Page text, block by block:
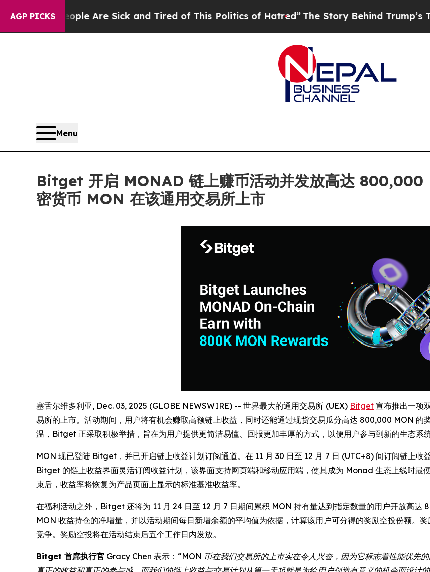
AGP PICKS
“People Are Sick and Tired of This Politics of Hatred”The Story Behind Trump’s Terrible
Menu
Bitget 开启 MONAD 链上赚币活动并发放高达 800,000
密货币 MON 在该通用交易所上市
塞舌尔维多利亚, Dec. 03, 2025 (GLOBE NEWSWIRE) -- 世界最大的通用交易所 (UEX) Bitget 宣布推出一项
易所的上市。活动期间，用户将有机会赚取高额链上收益，同时还能通过现货交易瓜分高达 800,000 MON 的
温，Bitget 正采取积极举措，旨在为用户提供更简洁易懂、回报更加丰厚的方式，以便用户参与到新的生态系统
MON 现已登陆 Bitget，并已开启链上收益计划订阅通道。在 11 月 30 日至 12 月 7 日 (UTC+8) 间订阅链上
Bitget 的链上收益界面灵活订阅收益计划，该界面支持网页端和移动应用端，使其成为 Monad 生态上线时最
束后，收益率将恢复为产品页面上显示的标准基准收益率。
在福利活动之外，Bitget 还将为 11 月 24 日至 12 月 7 日期间累积 MON 持有量达到指定数量的用户开放高
MON 收益持仓的净增量，并以活动期间每日新增余额的平均值为依据，计算该用户可分得的奖励空投份额。
竞争。奖励空投将在活动结束后五个工作日内发放。
Bitget 首席执行官 Gracy Chen 表示： “MON 币在我们交易所的上市实在令人兴奋，因为它标志着性能优先